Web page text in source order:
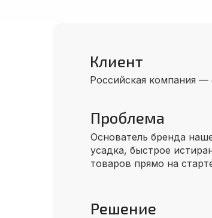
Решение
Основатель бренда
усадка, быстрое
товаров прямо на
Проблема
Российская компания
Клиент